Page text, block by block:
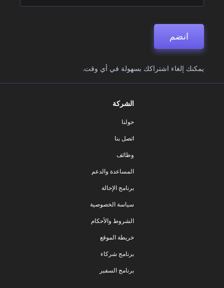
انضم
يمكنك إلغاء اشتراكك بسهولة في أي وقت.
الشركة
حولنا
اتصل بنا
وظائف
المساعدة والدعم
برنامج الإحالة
سياسة الخصوصية
الشروط والأحكام
خريطة الموقع
برنامج شركاء
برنامج السفير